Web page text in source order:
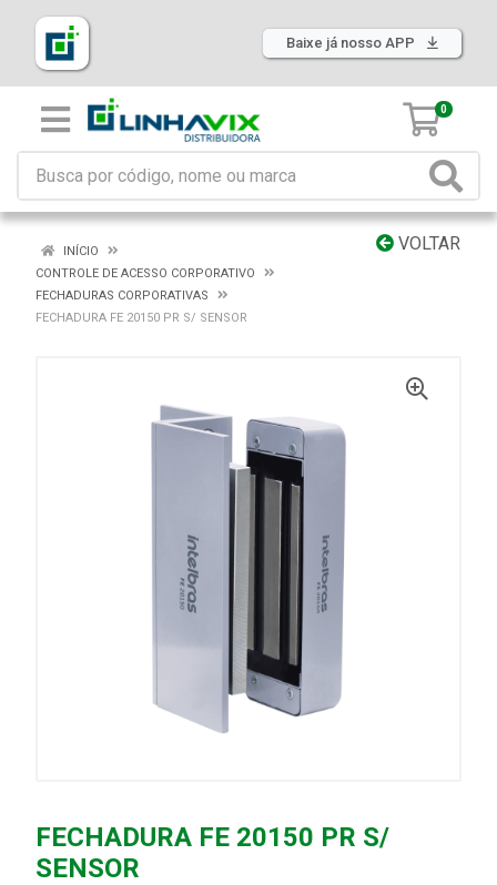
Baixe já nosso APP
0
VOLTAR
INÍCIO
CONTROLE DE ACESSO CORPORATIVO
FECHADURAS CORPORATIVAS
FECHADURA FE 20150 PR S/ SENSOR
FECHADURA FE 20150 PR S/
SENSOR